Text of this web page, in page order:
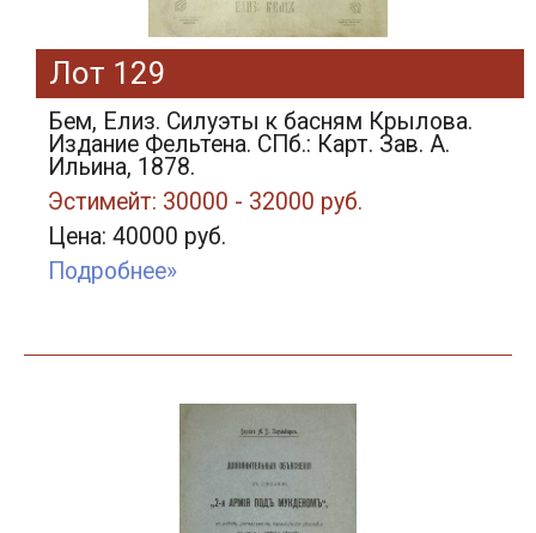
Лот 129
Бем, Елиз. Силуэты к басням Крылова.
Издание Фельтена. СПб.: Карт. Зав. А.
Ильина, 1878.
Эстимейт: 30000 - 32000 руб.
Цена: 40000 руб.
Подробнее»